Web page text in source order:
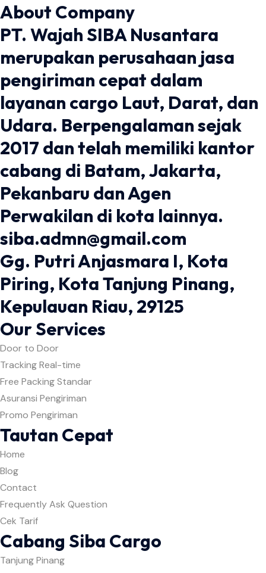
About Company
PT. Wajah SIBA Nusantara
merupakan perusahaan jasa
pengiriman cepat dalam
layanan cargo Laut, Darat, dan
Udara. Berpengalaman sejak
2017 dan telah memiliki kantor
cabang di Batam, Jakarta,
Pekanbaru dan Agen
Perwakilan di kota lainnya.
siba.admn@gmail.com
Gg. Putri Anjasmara I, Kota
Piring, Kota Tanjung Pinang,
Kepulauan Riau, 29125
Our Services
Door to Door
Tracking Real-time
Free Packing Standar
Asuransi Pengiriman
Promo Pengiriman
Tautan Cepat
Home
Blog
Contact
Frequently Ask Question
Cek Tarif
Cabang Siba Cargo
Tanjung Pinang